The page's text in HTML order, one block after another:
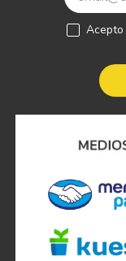
Acepto